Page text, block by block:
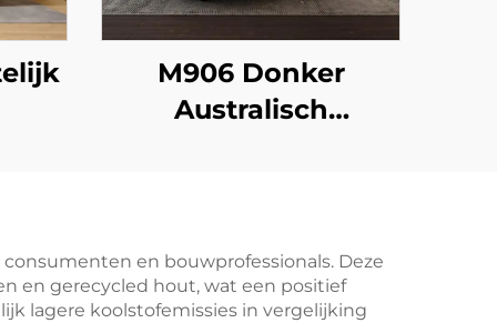
M906 Donker
Australisch
en bouwprofessionals. Deze
en gerecycled hout, wat een positief
lagere koolstofemissies in vergelijking